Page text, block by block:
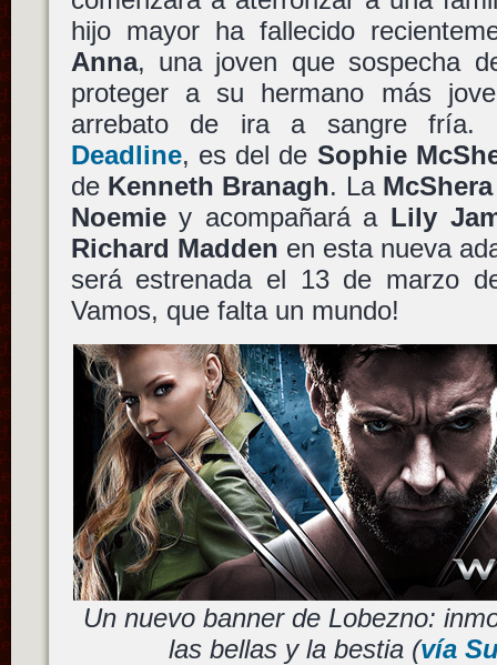
hijo mayor ha fallecido
Anna, una joven que sospecha
proteger a su hermano más
arrebato de ira a sangre fría.
Deadline, es del de Sophie
de Kenneth Branagh. La McShera
Noemiey acompañará a Lily
Richard Madden en esta nueva
será estrenada el 13 de marzo
Vamos, que falta un mundo!
Un nuevo banner de Lobezno:
las bellas y la bestia (vía